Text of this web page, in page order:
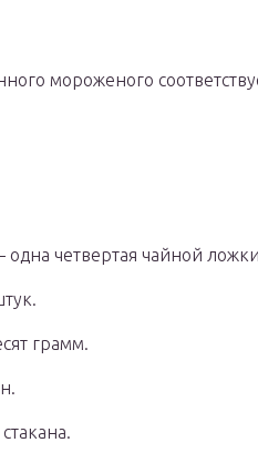
мороженого
четвертая чайной
грамм.